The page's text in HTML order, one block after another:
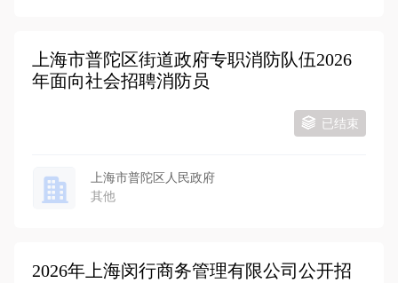
上海市普陀区街道政府专职消防队伍2026
年面向社会招聘消防员
已结束
上海市普陀区人民政府
其他
2026年上海闵行商务管理有限公司公开招